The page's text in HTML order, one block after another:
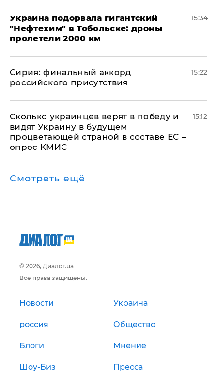
Украина подорвала гигантский
"Нефтехим" в Тобольске: дроны
пролетели 2000 км
15:34
​Сирия: финальный аккорд
российского присутствия
15:22
Сколько украинцев верят в победу и
видят Украину в будущем
процветающей страной в составе ЕС –
опрос КМИС
15:12
Смотреть ещё
© 2026, Диалог.ua
Все права защищены.
Новости Украина
россия Общество
Блоги Мнение
Шоу-Биз Пресса